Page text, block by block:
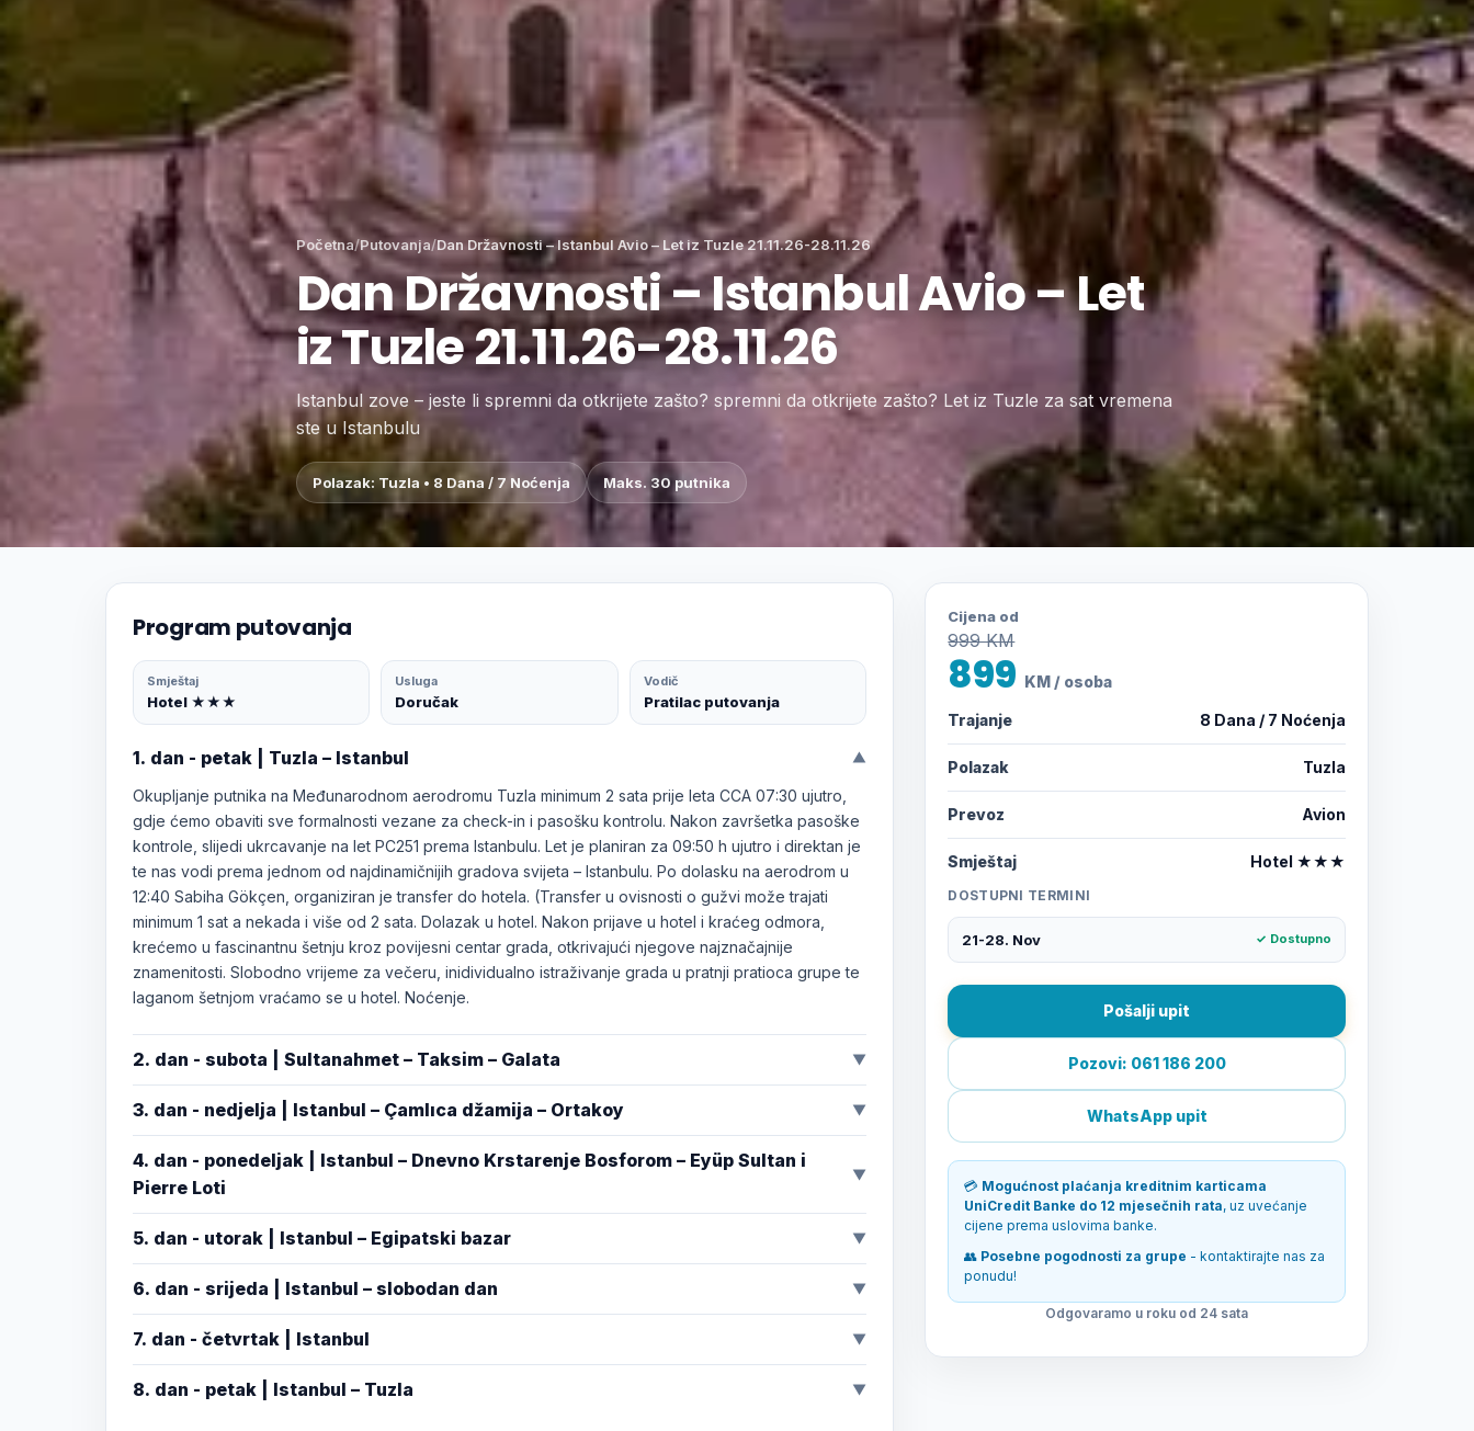
Početna/Putovanja/Dan Državnosti – Istanbul Avio – Let iz Tuzle 21.11.26-28.11.26
Dan Državnosti – Istanbul Avio – Let
iz Tuzle 21.11.26-28.11.26
Istanbul zove – jeste li spremni da otkrijete zašto? spremni da otkrijete zašto? Let iz Tuzle za sat vremena
ste u Istanbulu
Polazak: Tuzla • 8 Dana / 7 Noćenja Maks. 30 putnika
Program putovanja
Smještaj
Hotel ★★★
Usluga
Doručak
Vodič
Pratilac putovanja
1. dan - petak | Tuzla – Istanbul ▼
Okupljanje putnika na Međunarodnom aerodromu Tuzla minimum 2 sata prije leta CCA 07:30 ujutro,
gdje ćemo obaviti sve formalnosti vezane za check-in i pasošku kontrolu. Nakon završetka pasoške
kontrole, slijedi ukrcavanje na let PC251 prema Istanbulu. Let je planiran za 09:50 h ujutro i direktan je
te nas vodi prema jednom od najdinamičnijih gradova svijeta – Istanbulu. Po dolasku na aerodrom u
12:40 Sabiha Gökçen, organiziran je transfer do hotela. (Transfer u ovisnosti o gužvi može trajati
minimum 1 sat a nekada i više od 2 sata. Dolazak u hotel. Nakon prijave u hotel i kraćeg odmora,
krećemo u fascinantnu šetnju kroz povijesni centar grada, otkrivajući njegove najznačajnije
znamenitosti. Slobodno vrijeme za večeru, inidividualno istraživanje grada u pratnji pratioca grupe te
laganom šetnjom vraćamo se u hotel. Noćenje.
2. dan - subota | Sultanahmet – Taksim – Galata ▼
3. dan - nedjelja | Istanbul – Çamlıca džamija – Ortakoy ▼
4. dan - ponedeljak | Istanbul – Dnevno Krstarenje Bosforom – Eyüp Sultan i
Pierre Loti
▼
5. dan - utorak | Istanbul – Egipatski bazar ▼
6. dan - srijeda | Istanbul – slobodan dan ▼
7. dan - četvrtak | Istanbul ▼
8. dan - petak | Istanbul – Tuzla ▼
Cijena od
999 KM
899 KM / osoba
Trajanje 8 Dana / 7 Noćenja
Polazak Tuzla
Prevoz Avion
Smještaj Hotel ★★★
DOSTUPNI TERMINI
21-28. Nov ✓ Dostupno
Pošalji upit
Pozovi: 061 186 200
WhatsApp upit
💳 Mogućnost plaćanja kreditnim karticama
UniCredit Banke do 12 mjesečnih rata, uz uvećanje
cijene prema uslovima banke.
👥 Posebne pogodnosti za grupe - kontaktirajte nas za
ponudu!
Odgovaramo u roku od 24 sata